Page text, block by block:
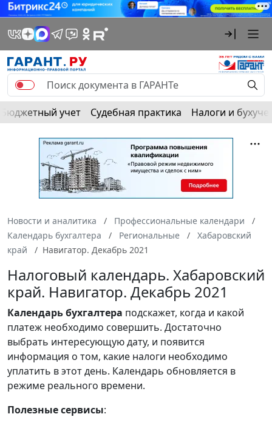
Бюджетный учет Судебная практика Налоги и
Новости и аналитика
Профессиональные календари
Календарь бухгалтера
Региональные
Хабаровский
край
Навигатор. Декабрь 2021
Налоговый календарь. Хабаровский
край. Навигатор. Декабрь 2021
Календарьбухгалтера подскажет, когда и какой
платеж необходимо совершить. Достаточно
выбрать интересующую дату, и появится
информация о том, какие налоги необходимо
уплатить в этот день. Календарь обновляется в
режиме реального времени.
Полезные сервисы: